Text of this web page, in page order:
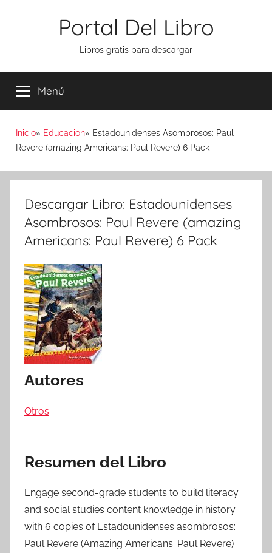
Portal Del Libro
Libros gratis para descargar
Menú
Inicio Educacion
Estadounidenses Asombrosos: Paul
Revere (amazing Americans: Paul Revere) 6 Pack
Descargar Libro: Estadounidenses
Asombrosos: Paul Revere (amazing
Americans: Paul Revere) 6 Pack
Autores
Otros
Resumen del Libro
Engage second-grade students to build literacy
and social studies content knowledge in history
with 6 copies of Estadounidenses asombrosos:
Paul Revere (Amazing Americans: Paul Revere)